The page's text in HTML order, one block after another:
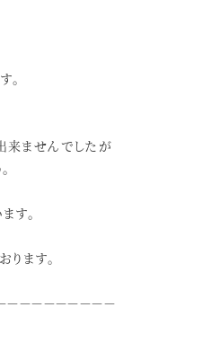
。
来ませんでしたが
す。
ます。
－－－－－－－－－